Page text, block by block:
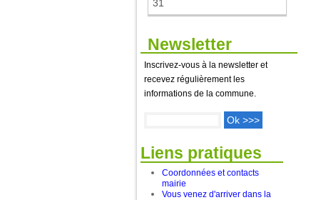
31
Newsletter
Inscrivez-vous à la newsletter et
recevez régulièrement les
informations de la commune.
Liens pratiques
Coordonnées et contacts
mairie
Vous venez d'arriver dans la